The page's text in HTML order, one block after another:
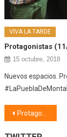
VIVA LA TARDE
Protagonistas
15 octubre, 2018
Nuevos espacios.
de
Protagonistas (16/01/20)